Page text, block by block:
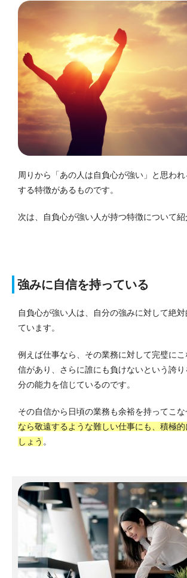
周りから「あの人は自負心が強い」と思わ
する特徴があるものです。
次は、自負心が強い人が持つ特徴について紹
強みに自信を持っている
自負心が強い人は、自分の強みに対して絶
ています。
例えば仕事なら、その業務に対して完璧に
信があり、さらに誰にも負けないという誇
分の能力を信じているのです。
その自信から日頃の業務も余裕を持ってこな
なら敬遠するような難しい仕事にも、積極
しょう 。